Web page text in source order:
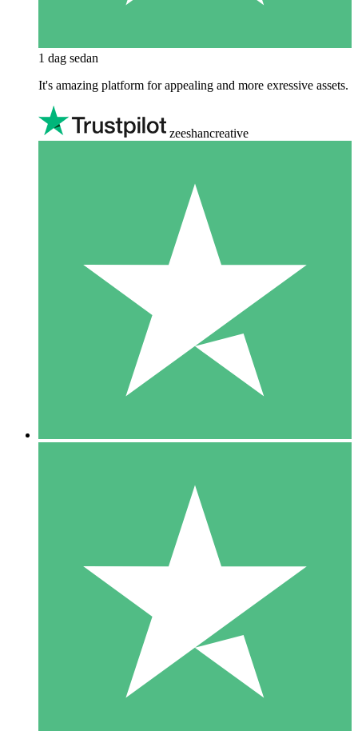
1 dag sedan
It's amazing platform for appealing and more exressive assets.
zeeshancreative